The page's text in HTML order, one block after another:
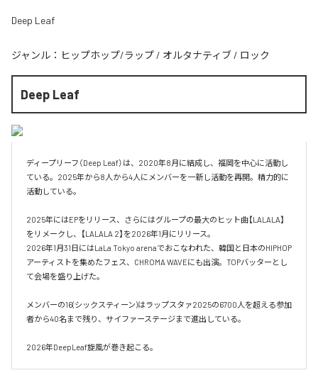
Deep Leaf
ジャンル： ヒップホップ/ラップ / オルタナティブ / ロック
Deep Leaf
ディープリーフ（Deep Leaf）は、2020年8月に結成し、福岡を中心に活動し
ている。2025年から8人から4人にメンバーを一新し活動を再開。精力的に
活動している。
2025年にはEPをリリース、さらにはグループの最大のヒット曲【LALALA】
をリメークし、【LALALA 2】を2026年1月にリリース。
2026年1月31日にはLaLa Tokyo arenaでおこなわれた、韓国と日本のHIPHOP
アーティストを集めたフェス、CHROMA WAVEにも出演。TOPバッターとし
て会場を盛り上げた。
メンバーの16(シックスティーン)はラップスタァ2025の6700人を超える参加
者から40名まで残り、サイファーステージまで進出している。